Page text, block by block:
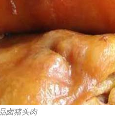
卤猪头肉